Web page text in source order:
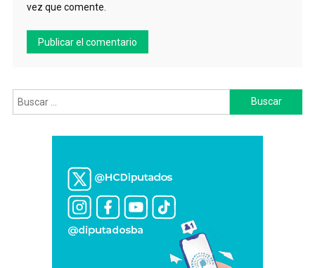
vez que comente.
Buscar: